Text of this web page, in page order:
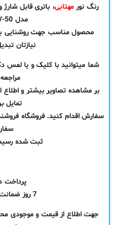
رنگ نورمهتابی، باتری قابل
مدل V-50 را به یک
محصول مناسب جهت روشنایی
نیازتان
شما میتوانید با کلیک و یا
بر مشاهده تصاویر بیشتر و
تمایل
سفارش اقدام کنید. فروشگاه
ثبت شده
پرداخت
7 روز ضمانت بازگشت کالا
جهت اطلاع از قیمت و موجودی